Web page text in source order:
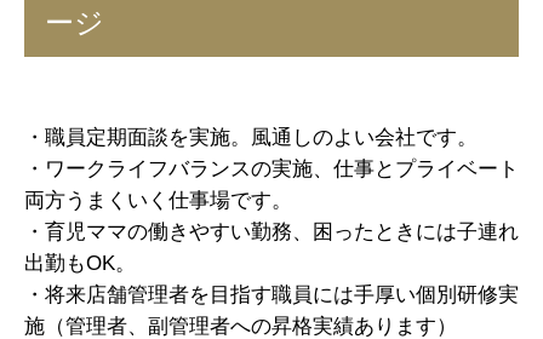
ージ
・職員定期面談を実施。風通しのよい会社です。
・ワークライフバランスの実施、仕事とプライベート
両方うまくいく仕事場です。
・育児ママの働きやすい勤務、困ったときには子連れ
出勤もOK。
・将来店舗管理者を目指す職員には手厚い個別研修実
施（管理者、副管理者への昇格実績あります）